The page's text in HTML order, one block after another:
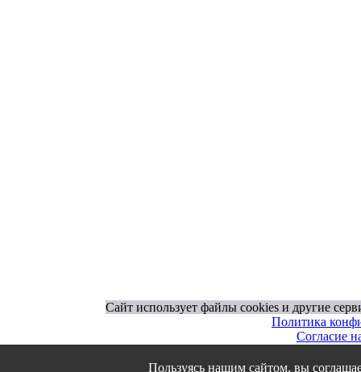
Сайт использует файлы cookies и другие
Политика
Согласие
Пользуясь нашим сайтом, вы